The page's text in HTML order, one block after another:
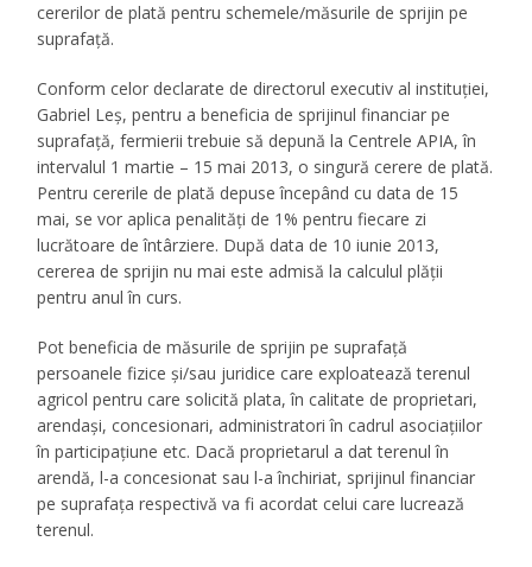
cererilor de plată pentru schemele/măsurile de sprijin pe
suprafaţă.
Conform celor declarate de directorul executiv al instituției,
Gabriel Leș, pentru a beneficia de sprijinul financiar pe
suprafaţă, fermierii trebuie să depună la Centrele APIA, în
intervalul 1 martie – 15 mai 2013, o singură cerere de plată.
Pentru cererile de plată depuse începând cu data de 15
mai, se vor aplica penalităţi de 1% pentru fiecare zi
lucrătoare de întârziere. După data de 10 iunie 2013,
cererea de sprijin nu mai este admisă la calculul plăţii
pentru anul în curs.
Pot beneficia de măsurile de sprijin pe suprafaţă
persoanele fizice şi/sau juridice care exploatează terenul
agricol pentru care solicită plata, în calitate de proprietari,
arendaşi, concesionari, administratori în cadrul asociaţiilor
în participaţiune etc. Dacă proprietarul a dat terenul în
arendă, l-a concesionat sau l-a închiriat, sprijinul financiar
pe suprafaţa respectivă va fi acordat celui care lucrează
terenul.